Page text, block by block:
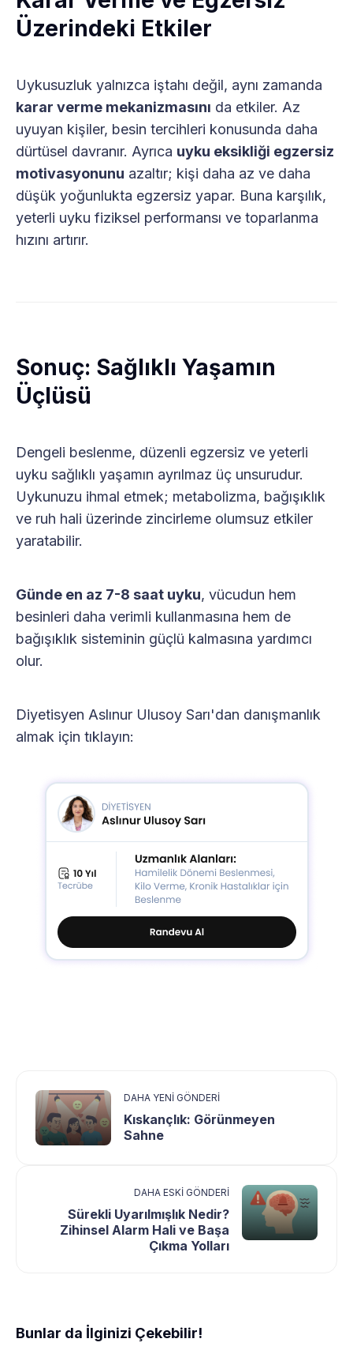
Üzerindeki Etkiler
Uykusuzluk yalnızca iştahı değil, aynı zamanda
karar verme mekanizmasını da etkiler. Az
uyuyan kişiler, besin tercihleri konusunda daha
dürtüsel davranır. Ayrıca uyku eksikliği egzersiz
motivasyonunu azaltır; kişi daha az ve daha
düşük yoğunlukta egzersiz yapar. Buna karşılık,
yeterli uyku fiziksel performansı ve toparlanma
hızını artırır.
Sonuç: Sağlıklı Yaşamın
Üçlüsü
Dengeli beslenme, düzenli egzersiz ve yeterli
uyku sağlıklı yaşamın ayrılmaz üç unsurudur.
Uykunuzu ihmal etmek; metabolizma, bağışıklık
ve ruh hali üzerinde zincirleme olumsuz etkiler
yaratabilir.
Günde en az 7-8 saat uyku, vücudun hem
besinleri daha verimli kullanmasına hem de
bağışıklık sisteminin güçlü kalmasına yardımcı
olur.
Diyetisyen Aslınur Ulusoy Sarı'dan danışmanlık
almak için tıklayın:
DAHA YENI GÖNDERI
Kıskançlık: Görünmeyen
Sahne
DAHA ESKI GÖNDERI
Sürekli Uyarılmışlık Nedir?
Zihinsel Alarm Hali ve Başa
Çıkma Yolları
Bunlar da İlginizi Çekebilir!